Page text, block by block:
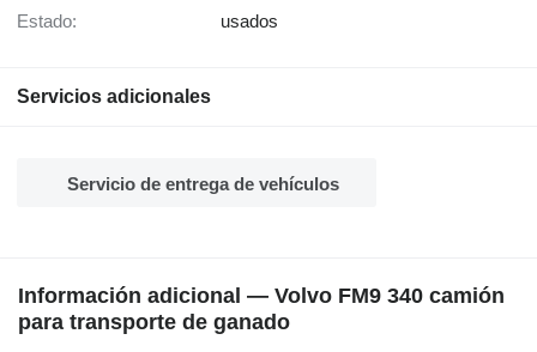
Estado: usados
Servicios adicionales
Servicio de entrega de vehículos
Información adicional — Volvo FM9 340 camión
para transporte de ganado